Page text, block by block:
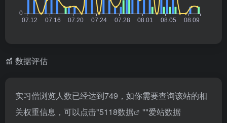
数据评估
实习僧浏览人数已经达到749，如你需要查询该站的相
关权重信息，可以点击"5118数据 ""爱站数据